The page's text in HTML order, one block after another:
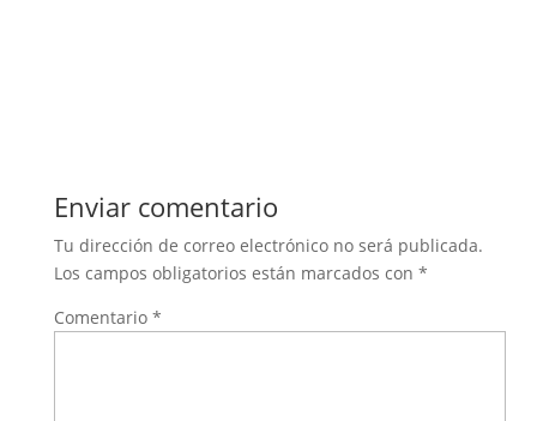
Enviar comentario
Tu dirección de correo electrónico no será publicada.
Los campos obligatorios están marcados con *
Comentario *